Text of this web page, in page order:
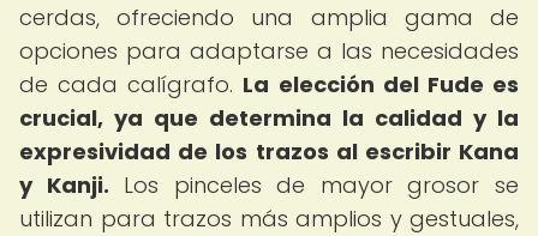
cerdas, ofreciendo una amplia gama de
opciones para adaptarse a las necesidades
de cada calígrafo. La elección del Fude es
crucial, ya que determina la calidad y la
expresividad de los trazos al escribir Kana
y Kanji. Los pinceles de mayor grosor se
utilizan para trazos más amplios y gestuales,